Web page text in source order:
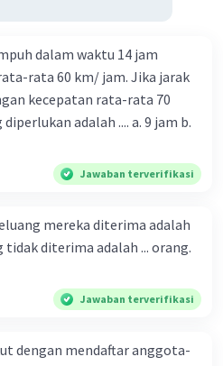
dalam waktu 14 jam
rata 60 km/ jam. Jika jarak
kecepatan rata-rata 70
adalah .... a. 9 jam b.
Jawaban terverifikasi
mereka diterima adalah
tidak diterima adalah ... orang.
Jawaban terverifikasi
dengan mendaftar anggota-